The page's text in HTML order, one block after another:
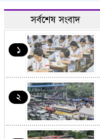
সর্বশেষ সংবাদ
১
২